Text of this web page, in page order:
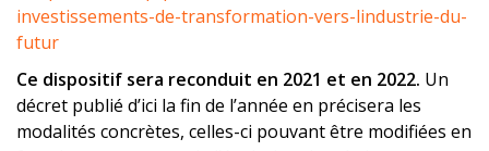
investissements-de-transformation-vers-lindustrie-du-
futur
Ce dispositif sera reconduit en 2021 et en 2022. Un
décret publié d’ici la fin de l’année en précisera les
modalités concrètes, celles-ci pouvant être modifiées en